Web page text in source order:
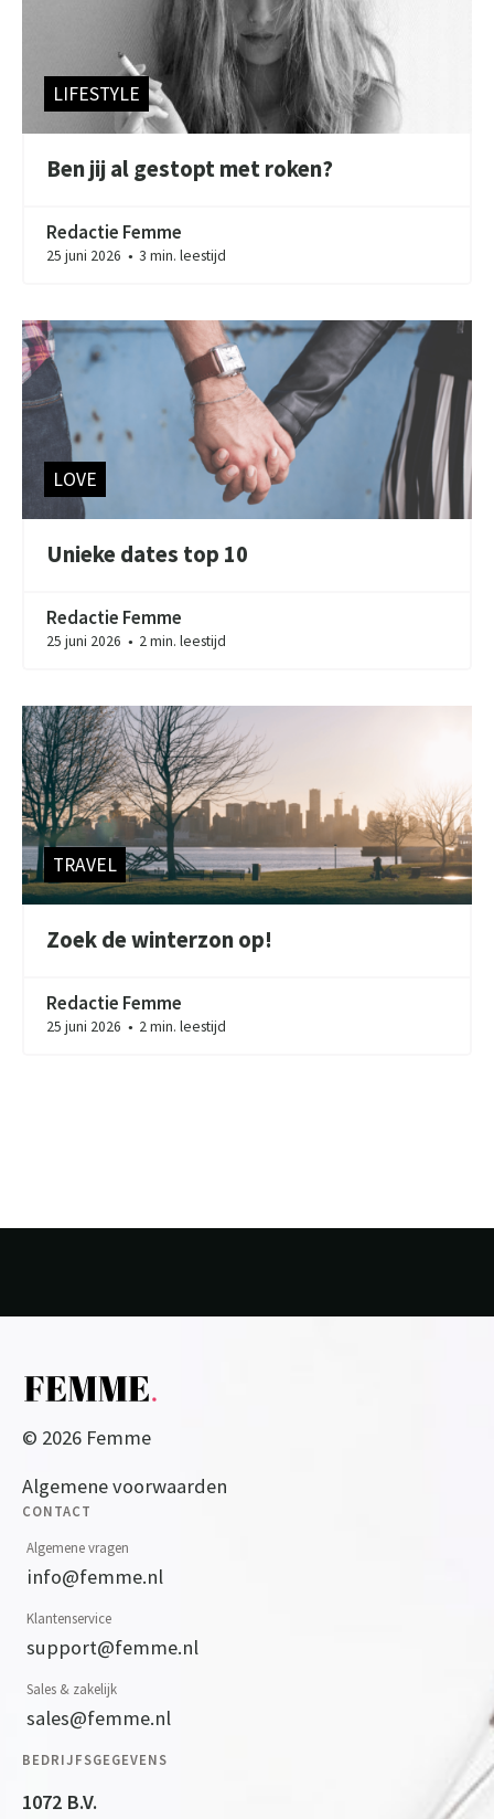
LIFESTYLE
Ben jij al gestopt met roken?
Redactie Femme
25 juni 2026 ● 3 min. leestijd
LOVE
Unieke dates top 10
Redactie Femme
25 juni 2026 ● 2 min. leestijd
TRAVEL
Zoek de winterzon op!
Redactie Femme
25 juni 2026 ● 2 min. leestijd
© 2026 Femme
Algemene voorwaarden
CONTACT
Algemene vragen
info@femme.nl
Klantenservice
support@femme.nl
Sales & zakelijk
sales@femme.nl
BEDRIJFSGEGEVENS
1072 B.V.